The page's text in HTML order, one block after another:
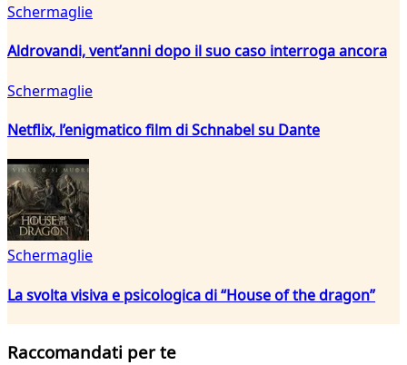
Schermaglie
Aldrovandi, vent’anni dopo il suo caso interroga ancora
Schermaglie
Netflix, l’enigmatico film di Schnabel su Dante
Schermaglie
La svolta visiva e psicologica di “House of the dragon”
Raccomandati per te